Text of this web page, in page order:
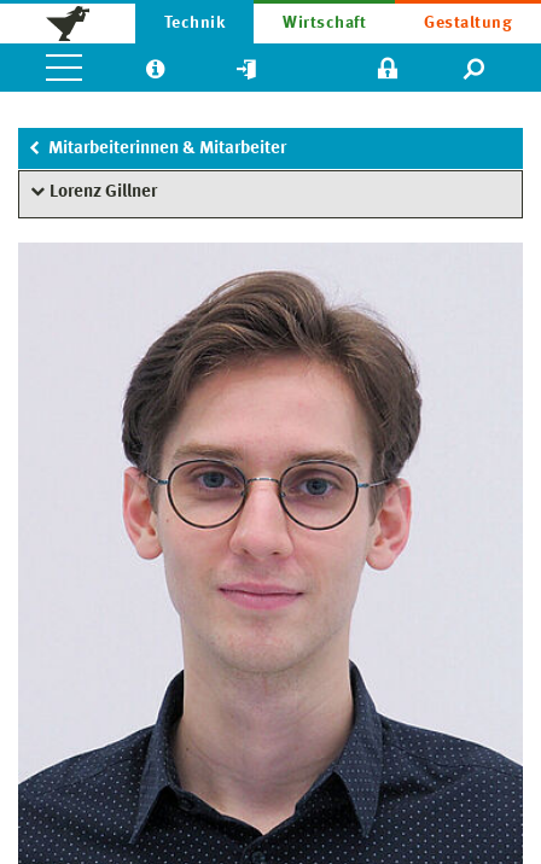
Technik Wirtschaft Gestaltung
Mitarbeiterinnen & Mitarbeiter
Lorenz Gillner